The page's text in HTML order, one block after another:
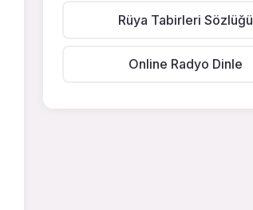
Rüya Tabirleri Sözlüğü
Online Radyo Dinle